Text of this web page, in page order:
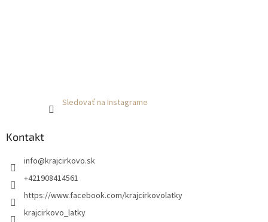
Sledovať na Instagrame
Kontakt
info@krajcirkovo.sk
+421908414561
https://www.facebook.com/krajcirkovolatky
krajcirkovo_latky